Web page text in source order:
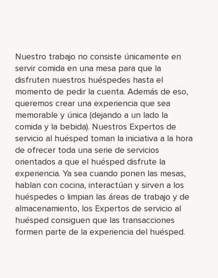
Nuestro trabajo no consiste únicamente en
servir comida en una mesa para que la
disfruten nuestros huéspedes hasta el
momento de pedir la cuenta. Además de eso,
queremos crear una experiencia que sea
memorable y única (dejando a un lado la
comida y la bebida). Nuestros Expertos de
servicio al huésped toman la iniciativa a la hora
de ofrecer toda una serie de servicios
orientados a que el huésped disfrute la
experiencia. Ya sea cuando ponen las mesas,
hablan con cocina, interactúan y sirven a los
huéspedes o limpian las áreas de trabajo y de
almacenamiento, los Expertos de servicio al
huésped consiguen que las transacciones
formen parte de la experiencia del huésped.